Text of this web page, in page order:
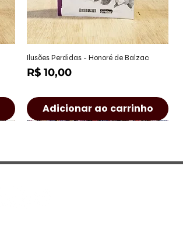
Visualização rápida
Ilusões Perdidas - Honoré de Balzac
Preço
R$ 10,00
Adicionar ao carrinho